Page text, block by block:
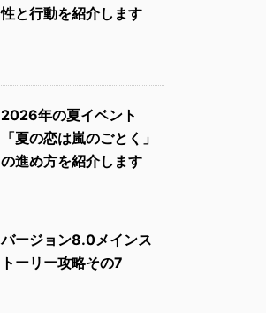
性と行動を紹介します
2026年の夏イベント
「夏の恋は嵐のごとく」
の進め方を紹介します
バージョン8.0メインス
トーリー攻略その7